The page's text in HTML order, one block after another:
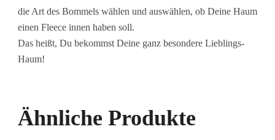
die Art des Bommels wählen und auswählen, ob Deine Haum
einen Fleece innen haben soll.
Das heißt, Du bekommst Deine ganz besondere Lieblings-
Haum!
Ähnliche Produkte